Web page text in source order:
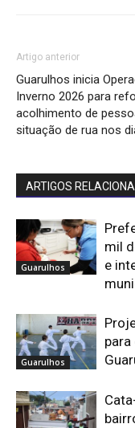
Artigo anterior
Guarulhos inicia
Inverno 2026 para
acolhimento de
situação de rua nos
ARTIGOS
Guarulhos
mil
e
Guarulhos